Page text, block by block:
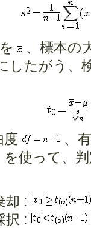
、標本の
したがう、
度
、
使って、
却 :
択 :